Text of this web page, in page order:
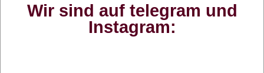
Bauantrag für einen mobilen
Hühnerstall
Wir sind auf telegram und
Instagram: